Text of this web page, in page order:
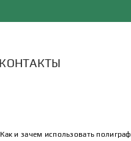
КОНТАКТЫ
и зачем использовать полиграф